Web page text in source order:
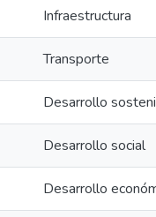
Infraestructura
Transporte
Desarrollo
Desarrollo social
Desarrollo